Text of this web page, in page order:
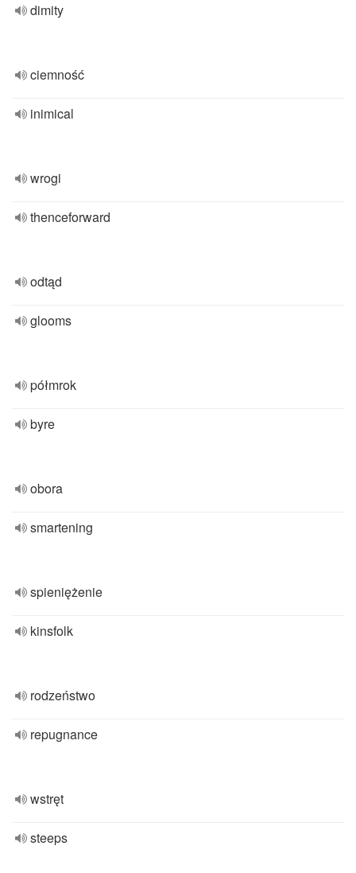
dimity
ciemność
inimical
wrogi
thenceforward
odtąd
glooms
półmrok
byre
obora
smartening
spieniężenie
kinsfolk
rodzeństwo
repugnance
wstręt
steeps